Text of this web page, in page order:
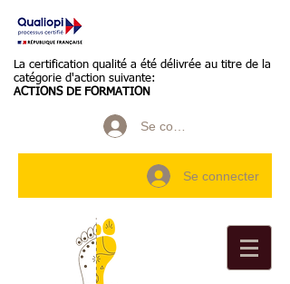
La certification qualité a été délivrée au titre de la
catégorie d'action suivante:
ACTIONS DE FORMATION
Se connecter
Se connecter